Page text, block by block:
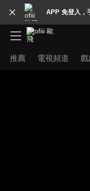
APP 免登入，
推薦 電視頻道 戲